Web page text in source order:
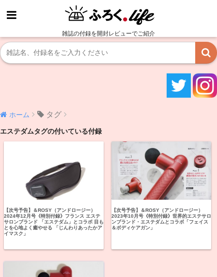
雑誌の付録を開封レビューでご紹介
ホーム タグ
エステダムタグの付いている付録
【次号予告】＆ROSY（アンドロージー）
2024年12月号《特別付録》フランス エステ
サロンブランド 「エステダム」とコラボ 目も
とを心地よく癒やせる 「じんわりあったかア
イマスク」
【次号予告】＆ROSY（アンドロージー）
2023年10月号《特別付録》世界的エステサロ
ンブランド・エステダムとコラボ「フェイス
＆ボディケアガン」